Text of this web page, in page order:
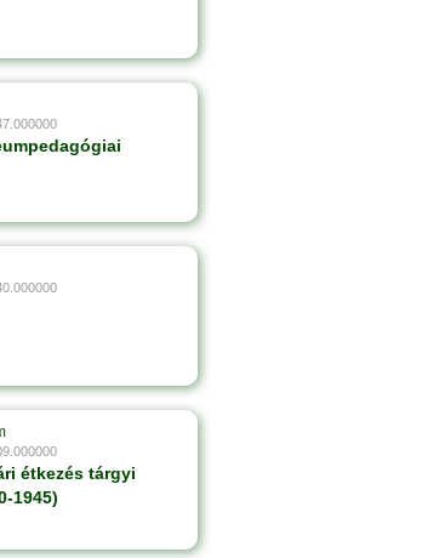
étkezés tárgyi
1945)